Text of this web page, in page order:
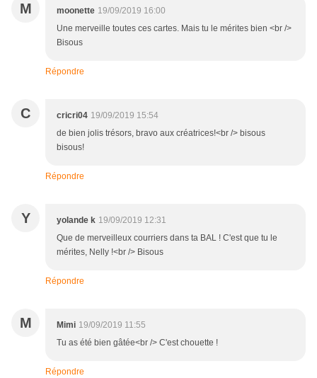
M moonette 19/09/2019 16:00
Une merveille toutes ces cartes. Mais tu le mérites bien <br />
Bisous
Répondre
C cricri04 19/09/2019 15:54
de bien jolis trésors, bravo aux créatrices!<br /> bisous
bisous!
Répondre
Y yolande k 19/09/2019 12:31
Que de merveilleux courriers dans ta BAL ! C'est que tu le
mérites, Nelly !<br /> Bisous
Répondre
M Mimi 19/09/2019 11:55
Tu as été bien gâtée<br /> C'est chouette !
Répondre